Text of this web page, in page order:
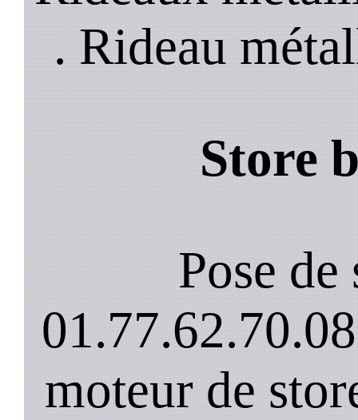
. Rideau
Store
Pose de
moteur de